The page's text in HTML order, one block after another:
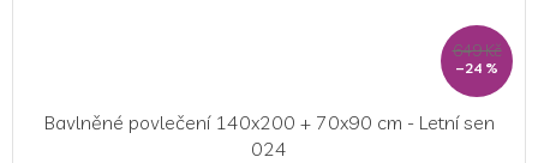
649 Kč
–24 %
Bavlněné povlečení 140x200 + 70x90 cm - Letní sen
024